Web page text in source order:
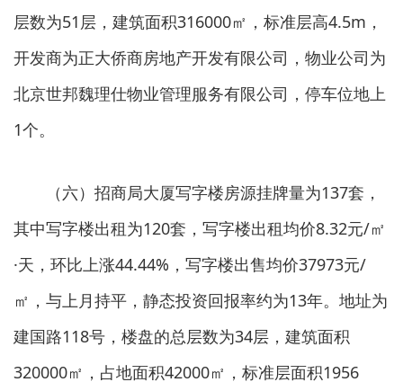
层数为51层，建筑面积316000㎡，标准层高4.5m，
开发商为正大侨商房地产开发有限公司，物业公司为
北京世邦魏理仕物业管理服务有限公司，停车位地上
1个。
（六）招商局大厦写字楼房源挂牌量为137套，
其中写字楼出租为120套，写字楼出租均价8.32元/㎡
·天，环比上涨44.44%，写字楼出售均价37973元/
㎡，与上月持平，静态投资回报率约为13年。地址为
建国路118号，楼盘的总层数为34层，建筑面积
320000㎡，占地面积42000㎡，标准层面积1956